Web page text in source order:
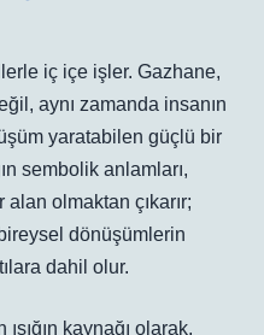
iç içe işler. Gazhane,
aynı zamanda insanın
yaratabilen güçlü bir
sembolik anlamları,
olmaktan çıkarır;
dönüşümlerin
dahil olur.
kaynağı olarak,